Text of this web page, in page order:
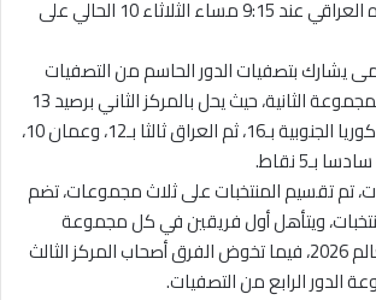
ويواجه المنتخب نظيره العراقي عند 9:15 مساء الثلاثاء 10 الحالي على
يشارك بتصفيات الدور الحاسم من التصفيات
المونديالية لحساب المجموعة الثانية، حيث يحل بالمركز الثاني برصيد 13
نقطة، خلف المتصدر كوريا الجنوبية بـ16، ثم العراق ثالثا بـ12، وعمان 10،
تم تقسيم المنتخبات على ثلاث مجموعات، تضم
ويتأهل أول فريقين في كل مجموعة
مباشرة إلى كأس العالم 2026، فيما تخوض الفرق أصحاب المركز الثالث
الدور الرابع من التصفيات.